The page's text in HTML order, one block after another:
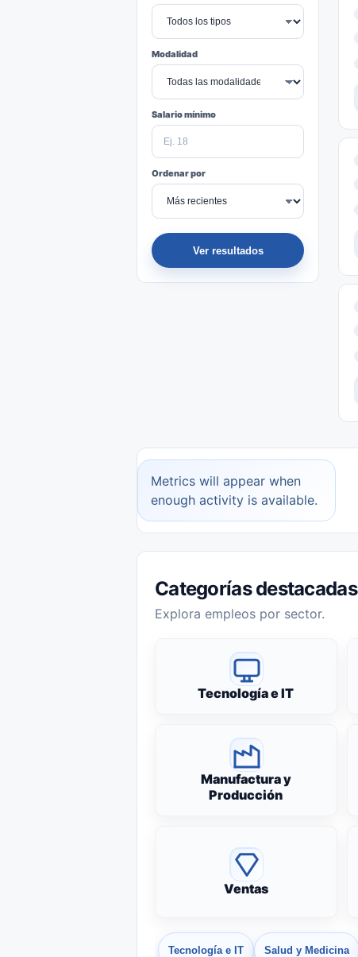
Modalidad
Salario mínimo
Ordenar por
Ver resultados
Metrics will appear when
enough activity is available.
Categorías destacadas
Explora empleos por sector.
Tecnología e IT
Manufactura y
Producción
Ventas
Tecnología e IT Salud y Medicina